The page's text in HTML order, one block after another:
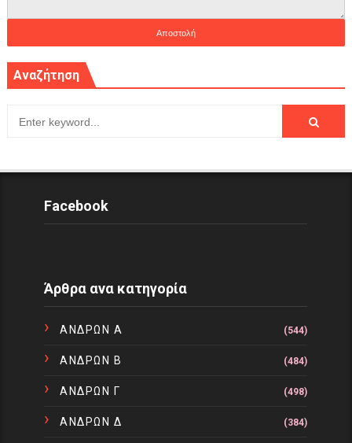
Αναζήτηση
Facebook
Άρθρα ανα κατηγορία
ΑΝΔΡΩΝ Α (544)
ΑΝΔΡΩΝ Β (484)
ΑΝΔΡΩΝ Γ (498)
ΑΝΔΡΩΝ Δ (384)